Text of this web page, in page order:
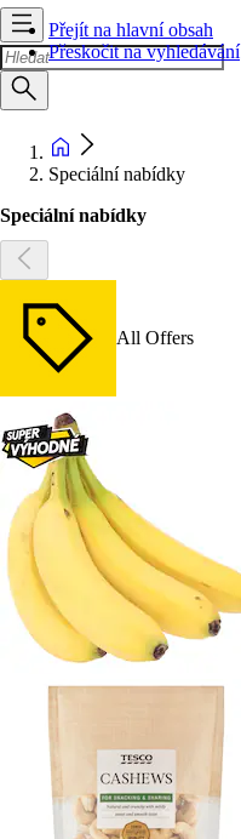
Přejít na hlavní obsah
Přeskočit na vyhledávání
Speciální nabídky
Speciální nabídky
All Offers